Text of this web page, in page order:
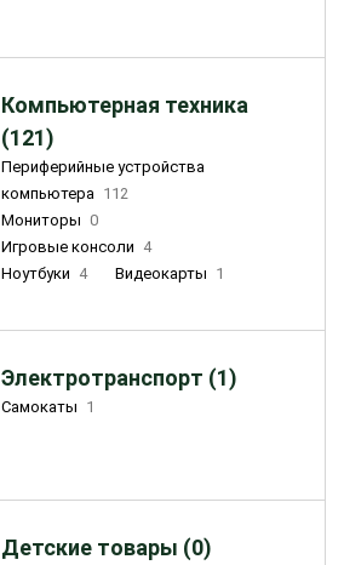
Компьютерная техника
(121)
Периферийные устройства
компьютера 112
Мониторы 0
Игровые консоли 4
Ноутбуки 4 Видеокарты 1
Электротранспорт (1)
Самокаты 1
Детские товары (0)